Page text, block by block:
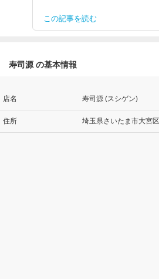
この記事を読む
寿司源 の基本情報
店名 寿司源 (スシゲン)
住所 埼玉県さいたま市大宮